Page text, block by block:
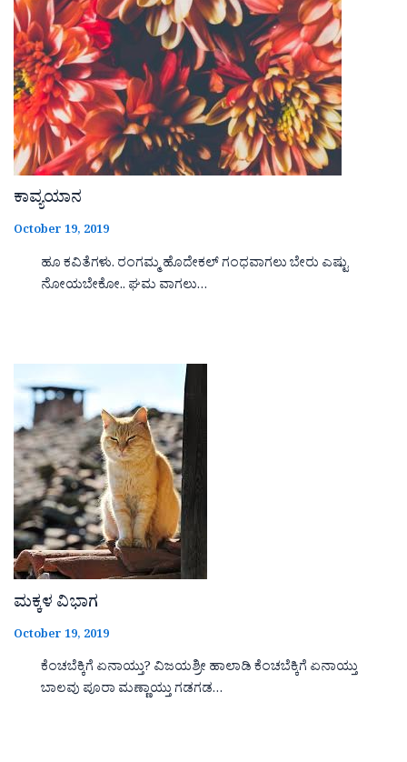
ಕಾವ್ಯಯಾನ
October 19, 2019
ಹೂ ಕವಿತೆಗಳು. ರಂಗಮ್ಮ ಹೊದೇಕಲ್ ಗಂಧವಾಗಲು ಬೇರು ಎಷ್ಟು
ನೋಯಬೇಕೋ.. ಘಮ ವಾಗಲು…
ಮಕ್ಕಳ ವಿಭಾಗ
October 19, 2019
ಕೆಂಚಬೆಕ್ಕಿಗೆ ಏನಾಯ್ತು? ವಿಜಯಶ್ರೀ ಹಾಲಾಡಿ ಕೆಂಚಬೆಕ್ಕಿಗೆ ಏನಾಯ್ತು
ಬಾಲವು ಪೂರಾ ಮಣ್ಣಾಯ್ತು ಗಡಗಡ…